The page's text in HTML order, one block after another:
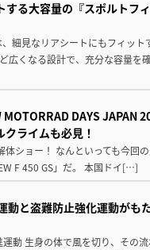
る大容量の『スポルトフ
細見なリアシートにもフィット
広くなる設計で、充分な容量を
DAYS JAPAN
ライムも必見！
ショー！ なんといっても今回
F 450 GS」だ。 本国ドイ[…]
動と盗難防止強化運動がも
動 生身の体で風を切り、その